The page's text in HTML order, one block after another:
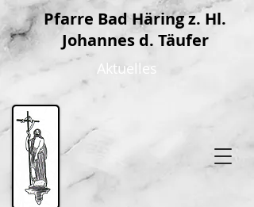
Pfarre Bad Häring z. Hl.
Johannes d. Täufer
Aktuelles